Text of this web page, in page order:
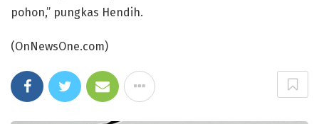
pohon,” pungkas Hendih.
(OnNewsOne.com)